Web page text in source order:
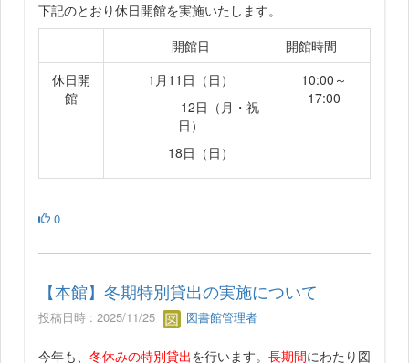
下記のとおり休日開館を実施いたします。
開館日
開館時間
休日開
館
1月11日（日）
12日（月・祝
日）
18日（日）
10:00～
17:00
0
【本館】冬期特別貸出の実施について
投稿日時 : 2025/11/25 図書館管理者
今年も、 冬休みの特別貸出を行います。 長期間にわたり図